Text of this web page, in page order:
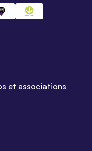
et associations